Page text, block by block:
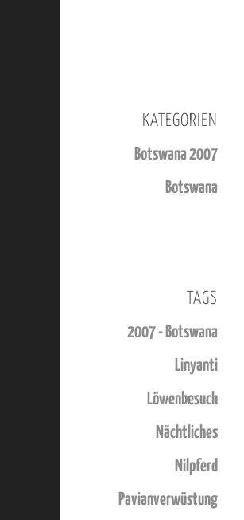
KATEGORIEN
Botswana 2007
Botswana
TAGS
2007 - Botswana
Linyanti
Löwenbesuch
Nächtliches
Nilpferd
Pavianverwüstung